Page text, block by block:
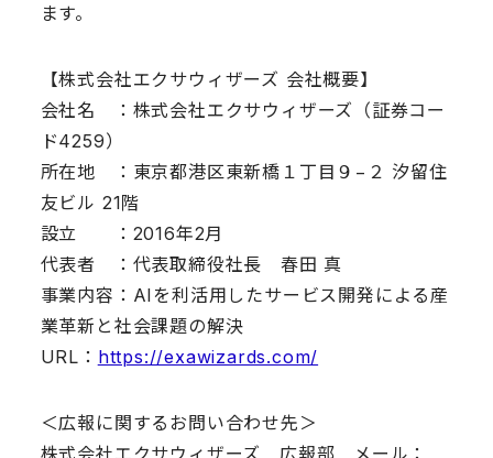
ます。
【株式会社エクサウィザーズ 会社概要】
会社名 ：株式会社エクサウィザーズ（証券コー
ド4259）
所在地 ：東京都港区東新橋１丁目９−２ 汐留住
友ビル 21階
設立 ：2016年2月
代表者 ：代表取締役社長 春田 真
事業内容：AIを利活用したサービス開発による産
業革新と社会課題の解決
URL： https://exawizards.com/
＜広報に関するお問い合わせ先＞
株式会社エクサウィザーズ 広報部 メール：